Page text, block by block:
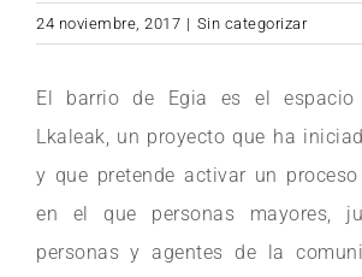
24 noviembre, 2017 | Sin categorizar
El barrio de Egia es el
Lkaleak, un proyecto que ha
y que pretende activar un
en el que personas mayores,
personas y agentes de la